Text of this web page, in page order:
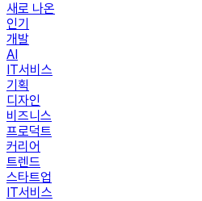
새로 나온
인기
개발
AI
IT서비스
기획
디자인
비즈니스
프로덕트
커리어
트렌드
스타트업
IT서비스